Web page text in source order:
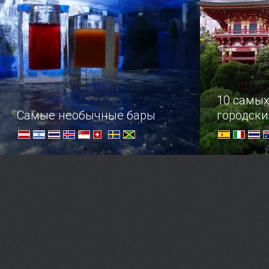
путешественник заметит следы
китайской культуры и…
и
Самые необычные бары
10